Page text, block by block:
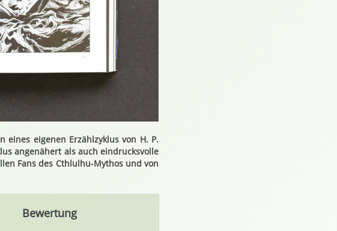
eines eigenen Erzählzyklus von H. P.
angenähert als auch eindrucksvolle
Fans des Cthlulhu-Mythos und von
Bewertung